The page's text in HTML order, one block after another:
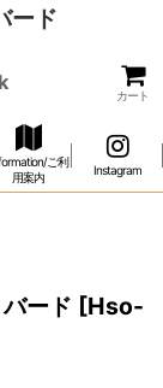
ード
カート
ご利
用案内
Instagram
ード [Hso-